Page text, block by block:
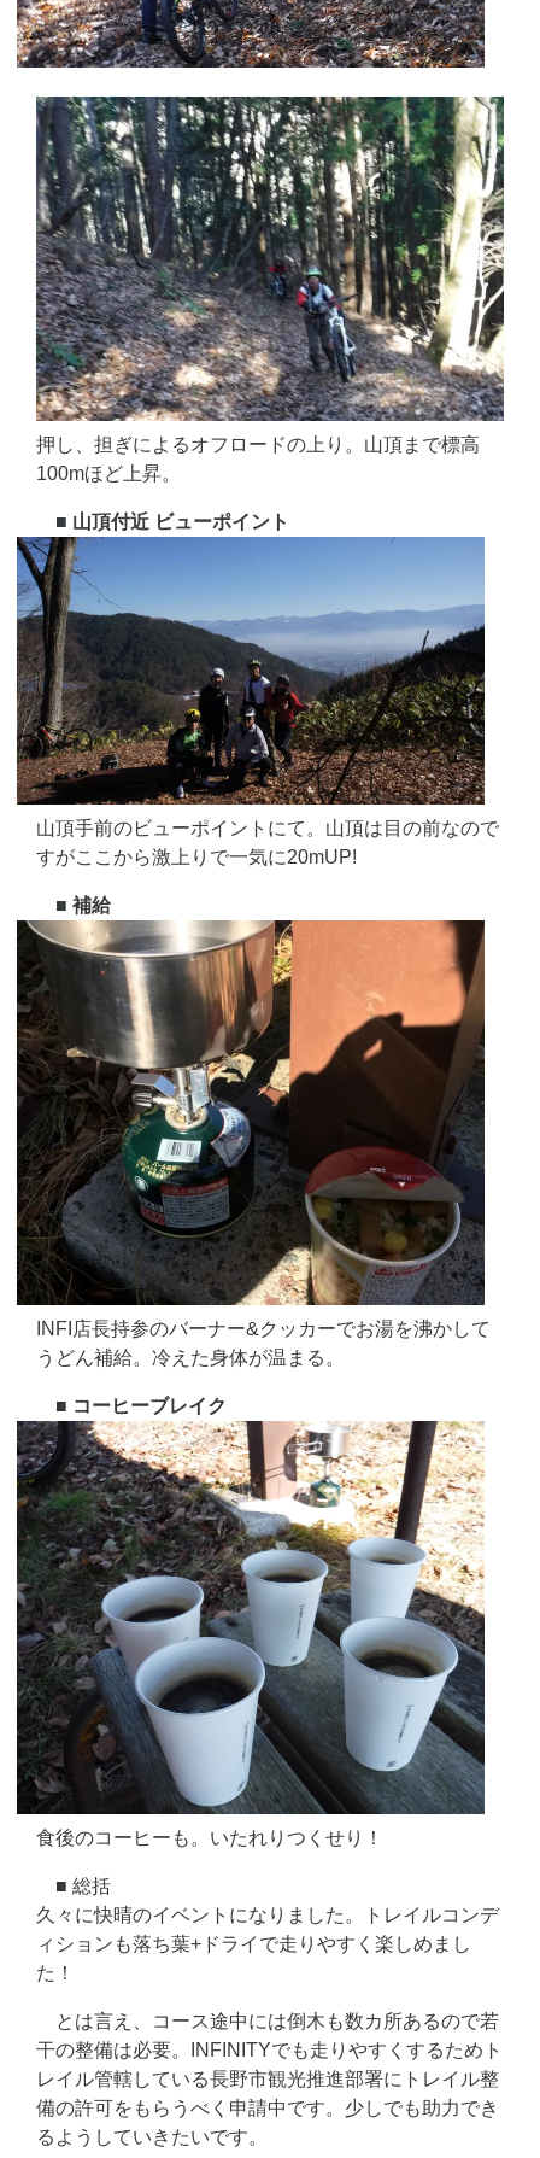
押し、担ぎによるオフロードの上り。山頂まで標高
100mほど上昇。
■ 山頂付近 ビューポイント
山頂手前のビューポイントにて。山頂は目の前なので
すがここから激上りで一気に20mUP!
■ 補給
INFI店長持参のバーナー&クッカーでお湯を沸かして
うどん補給。冷えた身体が温まる。
■ コーヒーブレイク
食後のコーヒーも。いたれりつくせり！
■ 総括
久々に快晴のイベントになりました。トレイルコンデ
ィションも落ち葉+ドライで走りやすく楽しめまし
た！
とは言え、コース途中には倒木も数カ所あるので若
干の整備は必要。INFINITYでも走りやすくするためト
レイル管轄している長野市観光推進部署にトレイル整
備の許可をもらうべく申請中です。少しでも助力でき
るようしていきたいです。